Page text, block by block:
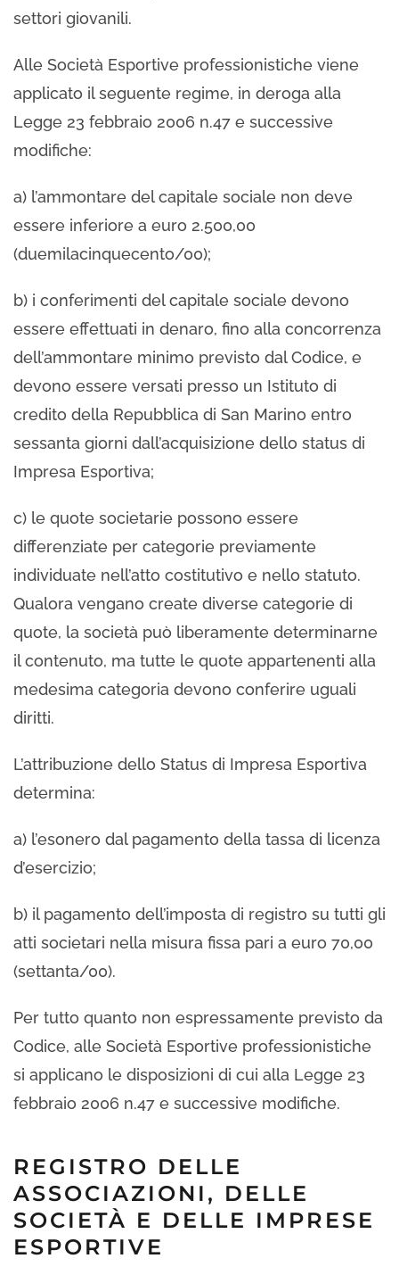
settori giovanili.
Alle Società Esportive professionistiche viene
applicato il seguente regime, in deroga alla
Legge 23 febbraio 2006 n.47 e successive
modifiche:
a) l’ammontare del capitale sociale non deve
essere inferiore a euro 2.500,00
(duemilacinquecento/00);
b) i conferimenti del capitale sociale devono
essere effettuati in denaro, fino alla concorrenza
dell’ammontare minimo previsto dal Codice, e
devono essere versati presso un Istituto di
credito della Repubblica di San Marino entro
sessanta giorni dall’acquisizione dello status di
Impresa Esportiva;
c) le quote societarie possono essere
differenziate per categorie previamente
individuate nell’atto costitutivo e nello statuto.
Qualora vengano create diverse categorie di
quote, la società può liberamente determinarne
il contenuto, ma tutte le quote appartenenti alla
medesima categoria devono conferire uguali
diritti.
L’attribuzione dello Status di Impresa Esportiva
determina:
a) l’esonero dal pagamento della tassa di licenza
d’esercizio;
b) il pagamento dell’imposta di registro su tutti gli
atti societari nella misura fissa pari a euro 70,00
(settanta/00).
Per tutto quanto non espressamente previsto da
Codice, alle Società Esportive professionistiche
si applicano le disposizioni di cui alla Legge 23
febbraio 2006 n.47 e successive modifiche.
REGISTRO DELLE
ASSOCIAZIONI, DELLE
SOCIETÀ E DELLE IMPRESE
ESPORTIVE